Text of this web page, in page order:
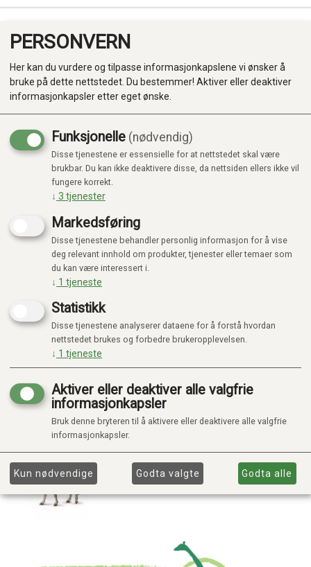
Produkter
Kategorier
PERSONVERN
Her kan du vurdere og tilpasse informasjonkapslene vi ønsker å
bruke på dette nettstedet. Du bestemmer! Aktiver eller deaktiver
informasjonkapsler etter eget ønske.
Funksjonelle (nødvendig)
Disse tjenestene er essensielle for at nettstedet skal være
brukbar. Du kan ikke deaktivere disse, da nettsiden ellers ikke vil
fungere korrekt.
↓ 3 tjenester
Markedsføring
Disse tjenestene behandler personlig informasjon for å vise
deg relevant innhold om produkter, tjenester eller temaer som
du kan være interessert i.
↓ 1 tjeneste
Statistikk
Disse tjenestene analyserer dataene for å forstå hvordan
nettstedet brukes og forbedre brukeropplevelsen.
↓ 1 tjeneste
Aktiver eller deaktiver alle valgfrie
informasjonkapsler
Bruk denne bryteren til å aktivere eller deaktivere alle valgfrie
informasjonkapsler.
Kun nødvendige Godta valgte Godta alle